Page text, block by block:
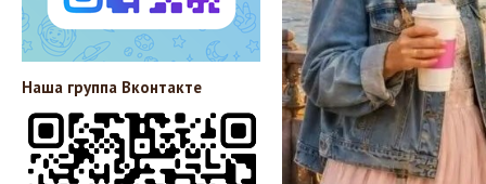
Наша группа Вконтакте